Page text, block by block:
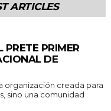
ARTICLES
PRETE PRIMER
DE
organización creada para
sino una comunidad